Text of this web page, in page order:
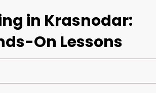
in Krasnodar:
On Lessons